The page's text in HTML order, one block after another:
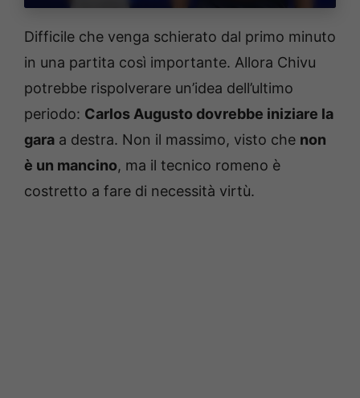
Difficile che venga schierato dal primo minuto
in una partita così importante. Allora Chivu
potrebbe rispolverare un’idea dell’ultimo
periodo: Carlos Augusto dovrebbe iniziare la
gara a destra. Non il massimo, visto che non
è un mancino, ma il tecnico romeno è
costretto a fare di necessità virtù.